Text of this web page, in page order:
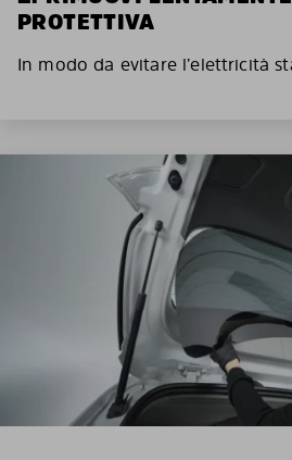
PROTETTIVA
In modo da evitare l’elettricità